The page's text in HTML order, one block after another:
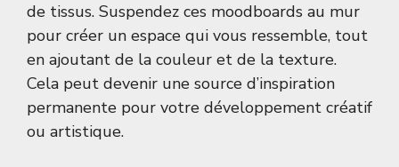
de tissus. Suspendez ces moodboards au mur
pour créer un espace qui vous ressemble, tout
en ajoutant de la couleur et de la texture.
Cela peut devenir une source d’inspiration
permanente pour votre développement créatif
ou artistique.